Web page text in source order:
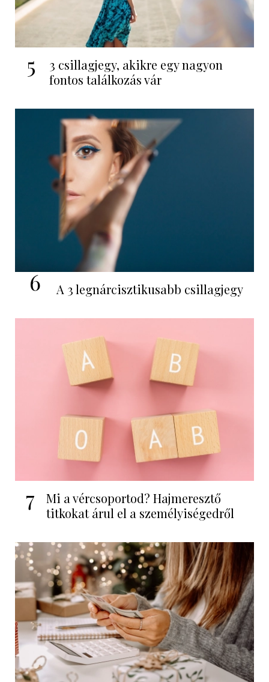
5
3 csillagjegy, akikre egy nagyon
fontos találkozás vár
6 A 3 legnárcisztikusabb csillagjegy
7
Mi a vércsoportod? Hajmeresztő
titkokat árul el a személyiségedről